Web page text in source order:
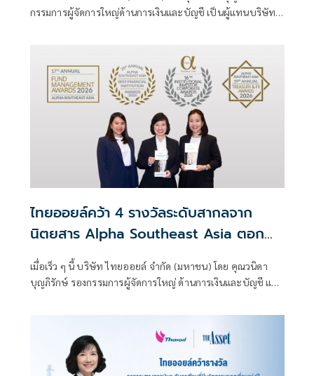
การเงินและการระดมทุน
กรรมการผู้จัดการใหญ่ด้านการเงินและบัญชี เป็นผู้แทนบริษัทฯ
ไทยออยล์คว้า 4 รางวัลระดับสากลจาก
นิตยสาร Alpha Southeast Asia ตอกย้ำ
ความเป็นเลิศในการบริหารจัดการที่ยอด
เยี่ยม
เมื่อเร็ว ๆ นี้ บริษัท ไทยออยล์ จำกัด (มหาชน) โดย คุณวนิดา
บุญภิรักษ์ รองกรรมการผู้จัดการใหญ่ ด้านการเงินและบัญชี และ
เป็นผู้แทนบริษัทฯ เข้ารับ 4 รางวัล จากงาน Alpha Southeast
Asia's 16th Annual Institutional Investor Poll 2026 ณ
ประเทศสิงคโปร์